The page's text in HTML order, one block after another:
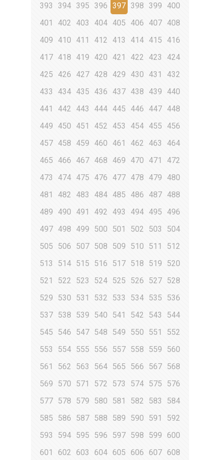
393 394 395 396 397 398 399
400
401
402 403 404 405 406 407 408
409
410 411 412 413 414 415
416
417 418 419 420 421 422 423
424
425
426 427 428 429 430 431
432
433
434 435 436 437 438 439
440
441
442 443 444 445 446 447 448
449
450 451 452 453 454 455
456
457 458 459 460 461 462 463
464
465
466 467 468 469 470 471
472
473
474 475 476 477 478 479
480
481
482 483 484 485 486 487 488
489
490 491 492 493 494 495
496
497 498 499 500 501 502 503
504
505
506 507 508 509 510 511
512
513
514 515 516 517 518 519
520
521
522 523 524 525 526 527 528
529
530 531 532 533 534 535
536
537 538 539 540 541 542 543
544
545
546 547 548 549 550 551
552
553
554 555 556 557 558 559
560
561
562 563 564 565 566 567 568
569
570 571 572 573 574 575
576
577 578 579 580 581 582 583
584
585
586 587 588 589 590 591
592
593
594 595 596 597 598 599
600
601
602 603 604 605 606 607 608